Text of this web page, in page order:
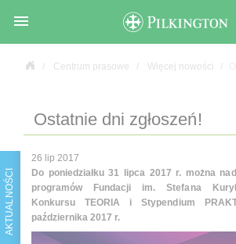

Centrum prasowe Więcej nowości
Ostatnie dni zgłoszeń!
AKTUALNOŚCI
26 lip 2017
Do poniedziałku 31 lipca 2017 r. można
programów Fundacji im. Stefana
Konkursu TEORIA i Stypendium
października 2017 r.